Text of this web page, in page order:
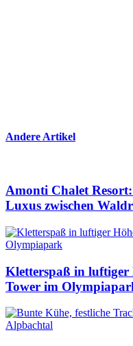
Andere Artikel
Amonti Chalet
Luxus zwischen
Kletterspaß in luftiger
Tower im